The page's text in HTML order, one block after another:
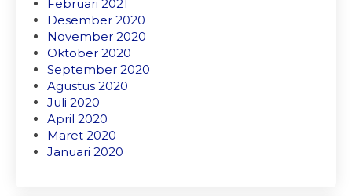
Februari 2021
Desember 2020
November 2020
Oktober 2020
September 2020
Agustus 2020
Juli 2020
April 2020
Maret 2020
Januari 2020